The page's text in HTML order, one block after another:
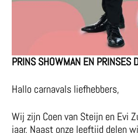
PRINS SHOWMAN EN PRINSES
Hallo carnavals liefhebbers,
Wij zijn Coen van Steijn en Evi
jaar. Naast onze leeftijd delen